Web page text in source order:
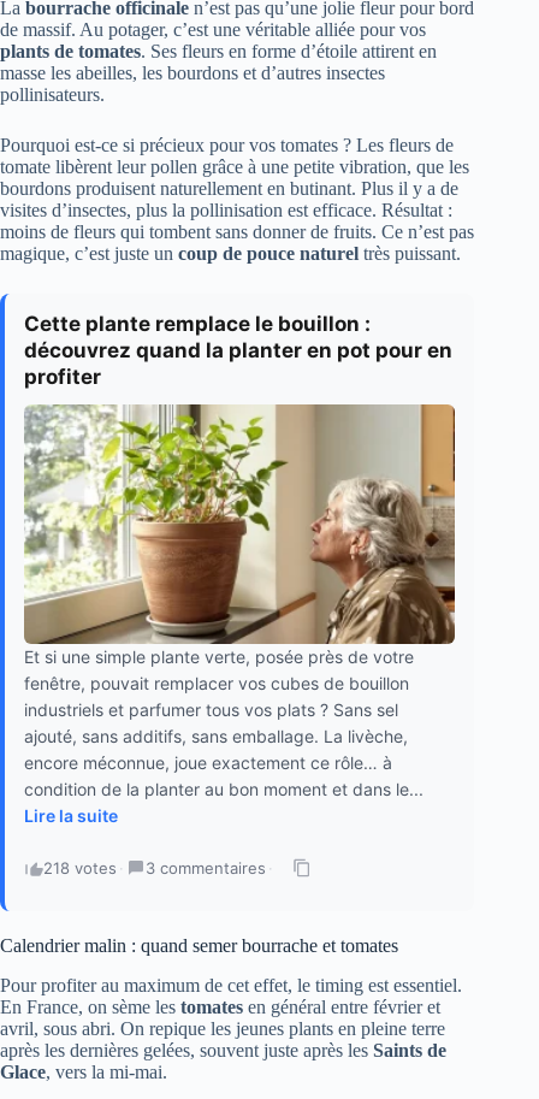
La bourrache officinale n’est pas qu’une jolie fleur pour bord
de massif. Au potager, c’est une véritable alliée pour vos
plants de tomates. Ses fleurs en forme d’étoile attirent en
masse les abeilles, les bourdons et d’autres insectes
pollinisateurs.
Pourquoi est-ce si précieux pour vos tomates ? Les fleurs de
tomate libèrent leur pollen grâce à une petite vibration, que les
bourdons produisent naturellement en butinant. Plus il y a de
visites d’insectes, plus la pollinisation est efficace. Résultat :
moins de fleurs qui tombent sans donner de fruits. Ce n’est pas
magique, c’est juste un coup de pouce naturel très puissant.
Cette plante remplace le bouillon :
découvrez quand la planter en pot pour en
profiter
Et si une simple plante verte, posée près de votre
fenêtre, pouvait remplacer vos cubes de bouillon
industriels et parfumer tous vos plats ? Sans sel
ajouté, sans additifs, sans emballage. La livèche,
encore méconnue, joue exactement ce rôle… à
condition de la planter au bon moment et dans le...
Lire la suite
218 votes · 3 commentaires ·
Calendrier malin : quand semer bourrache et tomates
Pour profiter au maximum de cet effet, le timing est essentiel.
En France, on sème les tomates en général entre février et
avril, sous abri. On repique les jeunes plants en pleine terre
après les dernières gelées, souvent juste après les Saints de
Glace, vers la mi-mai.